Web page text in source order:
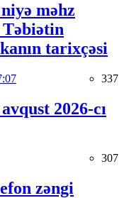
məhz
Təbiətin
tarixçəsi
337
2026-cı
307
zəngi